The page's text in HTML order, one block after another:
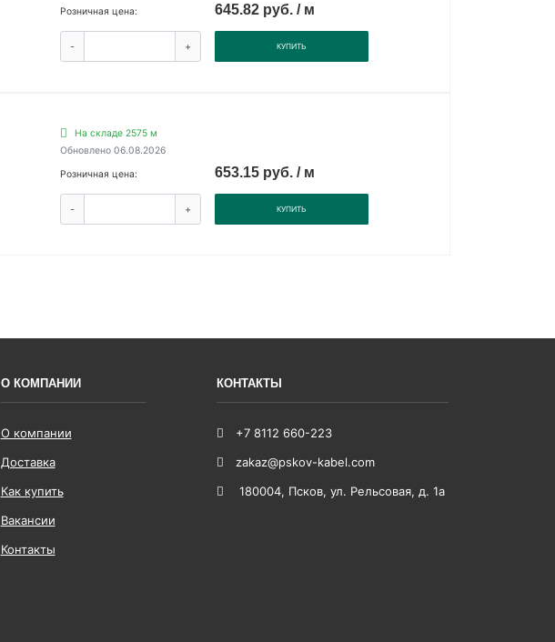
Розничная цена:
645.82 руб. / м
- + КУПИТЬ
На складе 2575 м
Обновлено 06.08.2026
Розничная цена:
653.15 руб. / м
- + КУПИТЬ
О КОМПАНИИ
О компании
Доставка
Как купить
Вакансии
Контакты
КОНТАКТЫ
+7 8112 660-223
zakaz@pskov-kabel.com
180004, Псков, ул. Рельсовая, д. 1а